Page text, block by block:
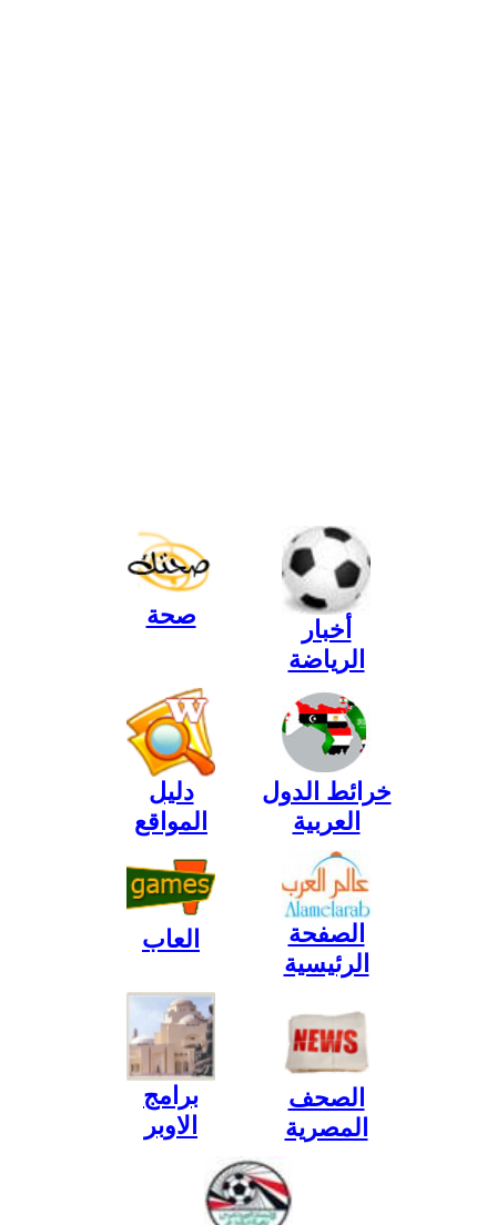
أخبار
الرياضة
صحة
خرائط الدول
العربية
دليل
المواقع
الصفحة
الرئيسية
العاب
الصحف
المصرية
برامج
الاوبر